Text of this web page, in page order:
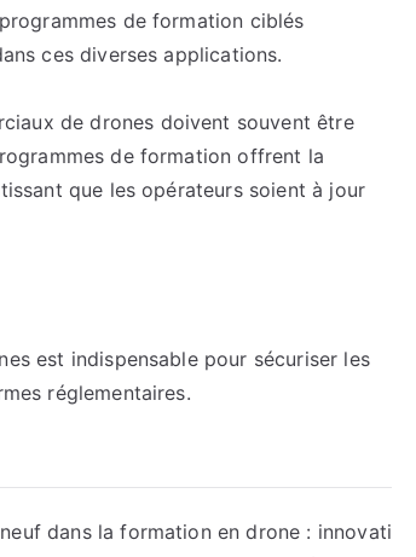
de formation ciblés
ces diverses applications.
de drones doivent souvent être
de formation offrent la
que les opérateurs soient à jour
est indispensable pour sécuriser les
réglementaires.
dans la formation en drone : innovati